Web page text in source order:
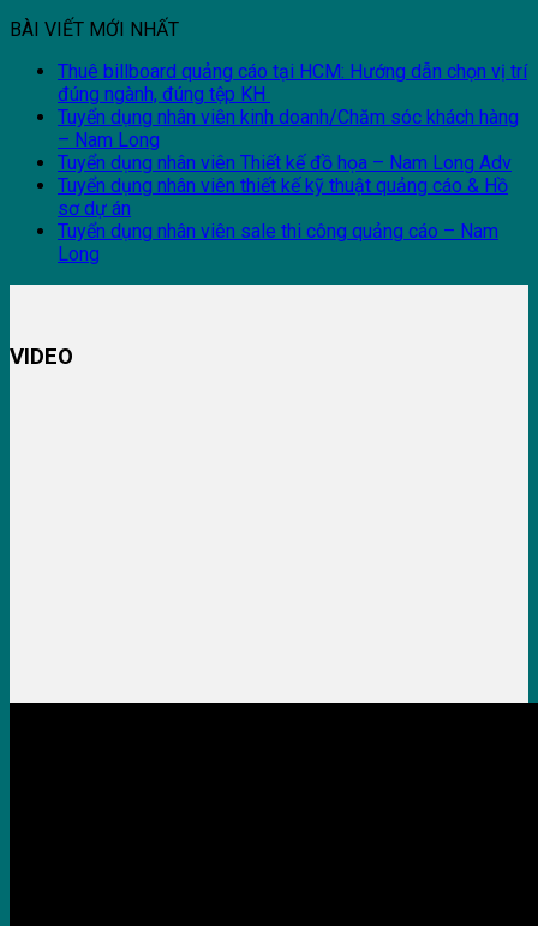
BÀI VIẾT MỚI NHẤT
Thuê billboard quảng cáo tại HCM: Hướng dẫn chọn vị trí
đúng ngành, đúng tệp KH
Tuyển dụng nhân viên kinh doanh/Chăm sóc khách hàng
– Nam Long
Tuyển dụng nhân viên Thiết kế đồ họa – Nam Long Adv
Tuyển dụng nhân viên thiết kế kỹ thuật quảng cáo & Hồ
sơ dự án
Tuyển dụng nhân viên sale thi công quảng cáo – Nam
Long
VIDEO